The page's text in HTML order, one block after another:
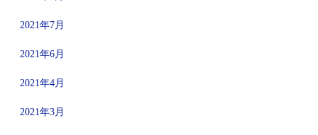
2021年7月
2021年6月
2021年4月
2021年3月